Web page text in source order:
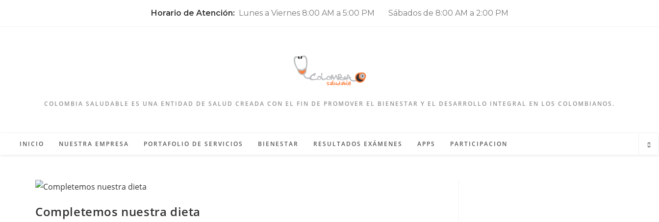
Horario de Atención: Lunes a Viernes 8:00 AM a 5:00 PM Sábados de 8:00 AM a 2:00 PM
COLOMBIA SALUDABLE ES UNA ENTIDAD DE SALUD CREADA CON EL FIN DE PROMOVER EL BIENESTAR Y EL DESARROLLO INTEGRAL EN LOS COLOMBIANOS.
INICIO NUESTRA EMPRESA PORTAFOLIO DE SERVICIOS BIENESTAR RESULTADOS EXÁMENES APPS PARTICIPACION
Completemos nuestra dieta